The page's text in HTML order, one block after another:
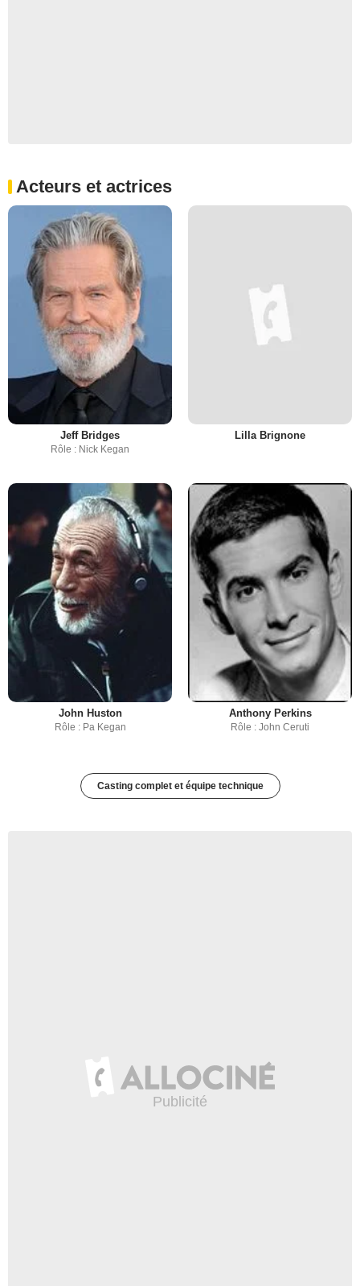
Acteurs et actrices
Jeff Bridges
Rôle : Nick Kegan
Lilla Brignone
John Huston
Rôle : Pa Kegan
Anthony Perkins
Rôle : John Ceruti
Casting complet et équipe technique